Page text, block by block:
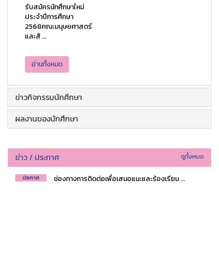
รับสมัครนักศึกษาใหม่
ประจำปีการศึกษา
2568คณะมนุษยศาสตร์
และสั ...
อ่านทั้งหมด
ข่าวกิจกรรมนักศึกษา
ผลงานของนักศึกษา
ข่าว / ประกาศ ดูทั้งหมด
ประกาศ ช่องทางการติดต่อเพื่อเสนอแนะและร้องเรียน ...